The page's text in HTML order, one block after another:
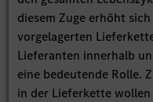
diesem Zuge erhöht
vorgelagerten
Lieferanten innerhalb
eine bedeutende Rolle.
in der Lieferkette